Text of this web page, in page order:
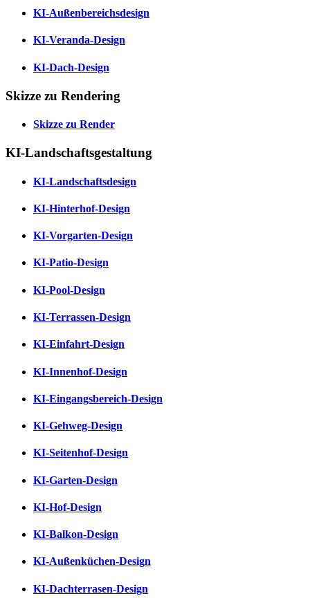
KI-Außenbereichsdesign
KI-Veranda-Design
KI-Dach-Design
Skizze zu Rendering
Skizze zu Render
KI-Landschaftsgestaltung
KI-Landschaftsdesign
KI-Hinterhof-Design
KI-Vorgarten-Design
KI-Patio-Design
KI-Pool-Design
KI-Terrassen-Design
KI-Einfahrt-Design
KI-Innenhof-Design
KI-Eingangsbereich-Design
KI-Gehweg-Design
KI-Seitenhof-Design
KI-Garten-Design
KI-Hof-Design
KI-Balkon-Design
KI-Außenküchen-Design
KI-Dachterrasen-Design